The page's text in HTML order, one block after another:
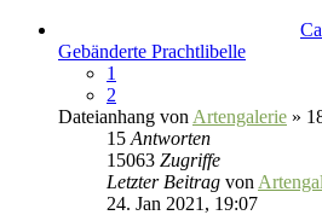
Gebänderte Prachtlibelle
1
2
Dateianhang von Artengalerie »
15 Antworten
15063 Zugriffe
Letzter Beitrag von
24. Jan 2021, 19:07